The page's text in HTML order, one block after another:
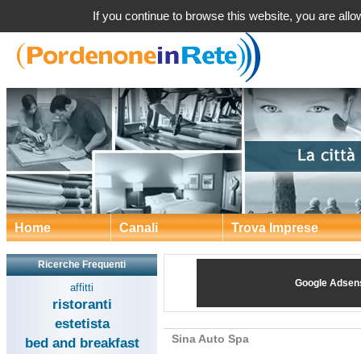
Home Canali Trova Imprese
Ricerche Frequenti
affitti
ristoranti
estetista
bed and breakfast
Google
Sina Auto Spa
If you continue to browse this website, you are